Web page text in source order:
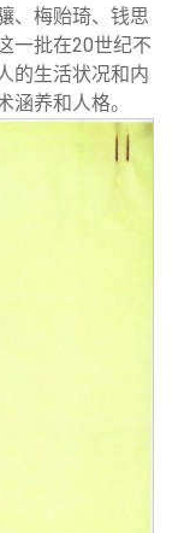
、梅贻琦、钱思
一批在20世纪不
的生活状况和内
涵养和人格。